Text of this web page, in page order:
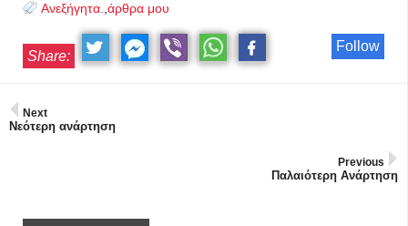
Ανεξήγητα. άρθρα μου
Follow
Share:
Next
Νεότερη ανάρτηση
Previous
Παλαιότερη Ανάρτηση